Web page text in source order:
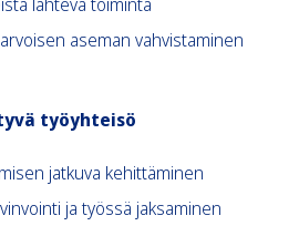
aseman vahvistaminen
työyhteisö
jatkuva kehittäminen
ja työssä jaksaminen